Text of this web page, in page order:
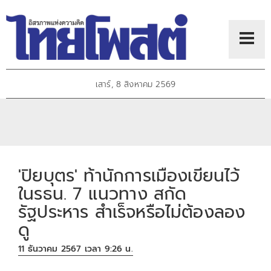
เสาร์, 8 สิงหาคม 2569
'ปิยบุตร' ท้านักการเมืองเขียนไว้
ในรธน. 7 แนวทาง สกัด
รัฐประหาร สำเร็จหรือไม่ต้องลอง
ดู
11 ธันวาคม 2567 เวลา 9:26 น.